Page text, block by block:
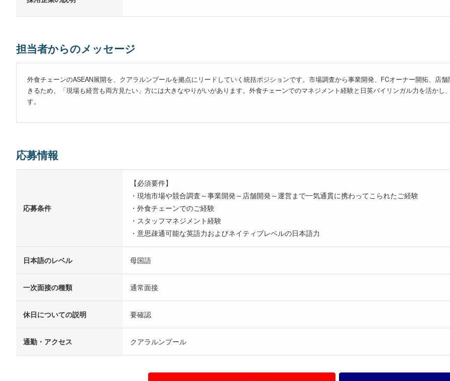
担当者からのメッセージ
外食チェーンのASEAN展開を、クアラルンプールを拠点にリードしていく統括ポジションです。市場調査から事業開発、FCオーナー開拓、店
きるため、「現場も経営も両方見たい」方には大きなやりがいがあります。外食チェーンでのマネジメント経験と日英バイリンガル力を活か
す。
応募情報
応募条件
【必須要件】
・現地市場や競合調査～事業開発～店舗開発～運営まで一気通貫に携わってこられたご経験
・外食チェーンでのご経験
・スタッフマネジメント経験
・意思疎通可能な英語力およびネイティブレベルの日本語力
日本語のレベル 母国語
一次面接の種類 通常面接
休日についての説明 要確認
通勤・アクセス クアラルンプール